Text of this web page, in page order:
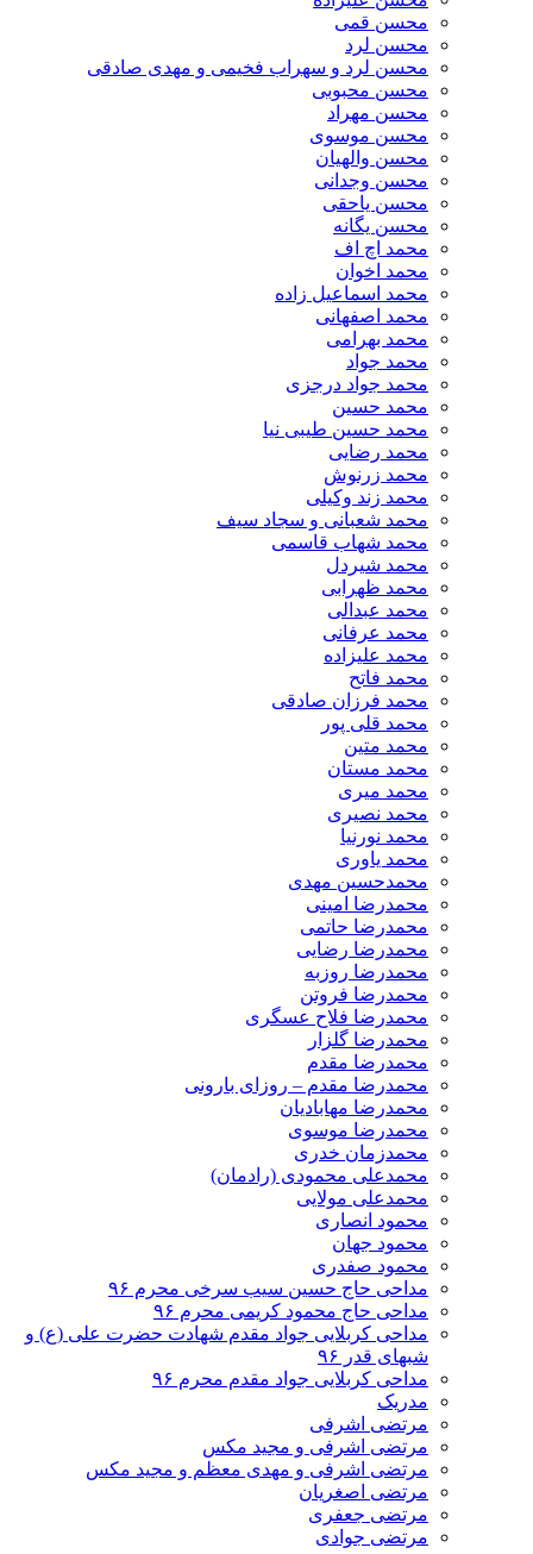
محسن قمی
محسن لرد
محسن لرد و سهراب فخیمی و مهدی صادقی
محسن محبوبی
محسن مهراد
محسن موسوی
محسن والهیان
محسن وجدانی
محسن یاحقی
محسن یگانه
محمد اچ اف
محمد اخوان
محمد اسماعیل زاده
محمد اصفهانی
محمد بهرامی
محمد جواد
محمد جواد درجزی
محمد حسین
محمد حسین طیبی نیا
محمد رضایی
محمد زرنوش
محمد زند وکیلی
محمد شعبانی و سجاد سیف
محمد شهاب قاسمی
​محمد شیردل
محمد ظهرابی
محمد عبدالی
محمد عرفانی
محمد علیزاده
محمد فاتح
محمد فرزان صادقی
محمد قلی پور
محمد متین
محمد مستان
محمد میری
محمد نصیری
محمد نورنیا
محمد یاوری
محمدحسین مهدی
محمدرضا امینی
محمدرضا حاتمی
محمدرضا رضایی
محمدرضا روزبه
محمدرضا فروتن
محمدرضا فلاح عسگری
محمدرضا گلزار
محمدرضا مقدم
محمدرضا مقدم – روزای بارونی
محمدرضا مهابادیان
محمدرضا موسوی
محمدزمان خدری
محمدعلی محمودی (رادمان)
محمدعلی مولایی
محمود انصاری
محمود جهان
محمود صفدری
مداحی حاج حسین سیب سرخی محرم ۹۶
مداحی حاج محمود کریمی محرم ۹۶
مداحی کربلایی جواد مقدم شهادت حضرت علی (ع) و
شبهای قدر ۹۶
مداحی کربلایی جواد مقدم محرم ۹۶
مدریک
مرتضی اشرفی
مرتضی اشرفی و مجید مکس
مرتضی اشرفی و مهدی معظم و مجید مکس
مرتضی اصغریان
مرتضی جعفری
مرتضی جوادی